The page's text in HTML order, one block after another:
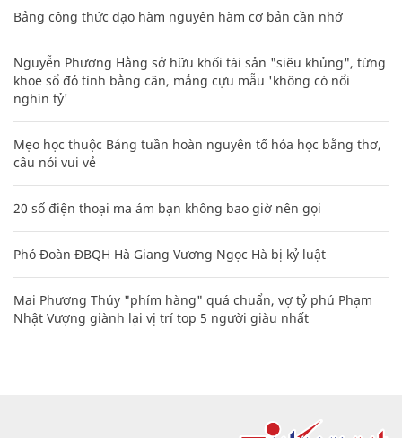
Bảng công thức đạo hàm nguyên hàm cơ bản cần nhớ
Nguyễn Phương Hằng sở hữu khối tài sản "siêu khủng", từng
khoe sổ đỏ tính bằng cân, mắng cựu mẫu 'không có nổi
nghìn tỷ'
Mẹo học thuộc Bảng tuần hoàn nguyên tố hóa học bằng thơ,
câu nói vui vẻ
20 số điện thoại ma ám bạn không bao giờ nên gọi
Phó Đoàn ĐBQH Hà Giang Vương Ngọc Hà bị kỷ luật
Mai Phương Thúy "phím hàng" quá chuẩn, vợ tỷ phú Phạm
Nhật Vượng giành lại vị trí top 5 người giàu nhất